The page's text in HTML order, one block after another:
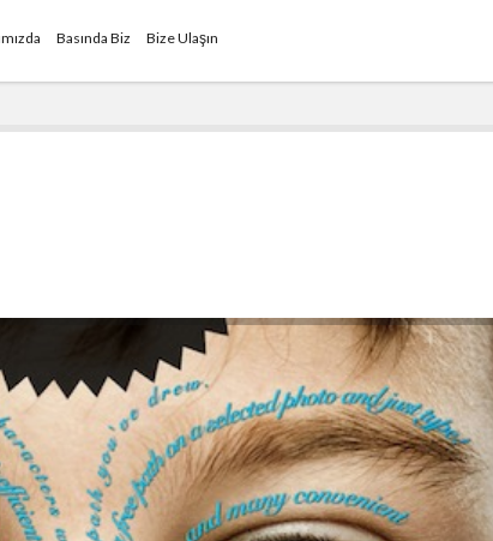
Basında Biz Bize Ulaşın